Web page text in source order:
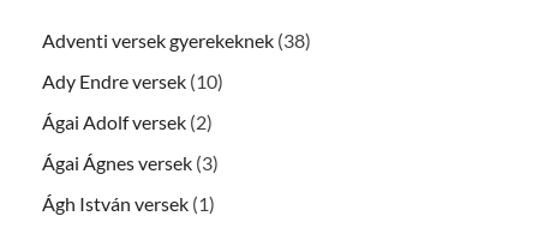
Adventi versek gyerekeknek (38)
Ady Endre versek (10)
Ágai Adolf versek (2)
Ágai Ágnes versek (3)
Ágh István versek (1)